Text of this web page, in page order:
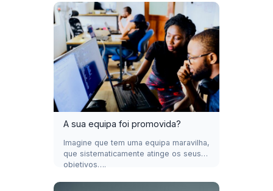
A sua equipa foi promovida?
Imagine que tem uma equipa maravilha,
que sistematicamente atinge os seus
objetivos….